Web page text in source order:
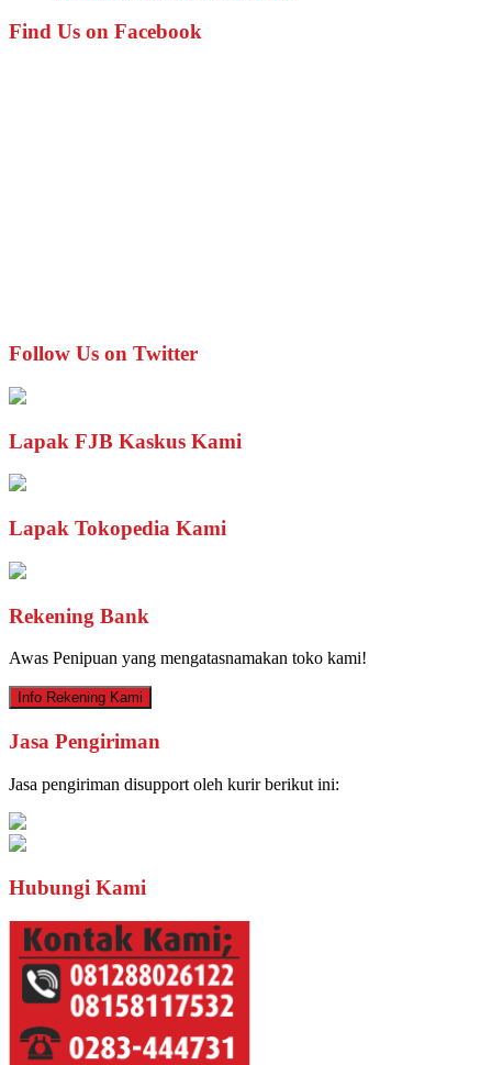
Find Us on Facebook
Follow Us on Twitter
Lapak FJB Kaskus Kami
Lapak Tokopedia Kami
Rekening Bank
Awas Penipuan yang mengatasnamakan toko kami!
Info Rekening Kami
Jasa Pengiriman
Jasa pengiriman disupport oleh kurir berikut ini:
Hubungi Kami